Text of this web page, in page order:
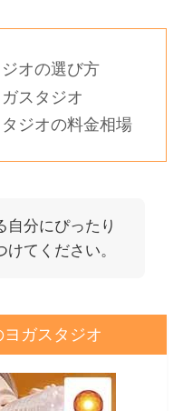
オの選び方
スタジオ
ジオの料金相場
自分にぴったり
てください。
ガスタジオ